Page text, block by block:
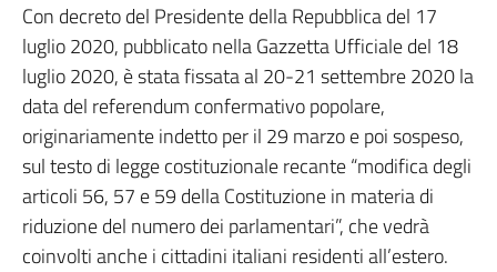
Con decreto del Presidente della Repubblica del 17
luglio 2020, pubblicato nella Gazzetta Ufficiale del 18
luglio 2020, è stata fissata al 20-21 settembre 2020 la
data del referendum confermativo popolare,
originariamente indetto per il 29 marzo e poi sospeso,
sul testo di legge costituzionale recante “modifica degli
articoli 56, 57 e 59 della Costituzione in materia di
riduzione del numero dei parlamentari”, che vedrà
coinvolti anche i cittadini italiani residenti all’estero.